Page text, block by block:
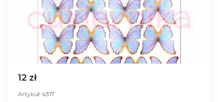
12 zł
Artykuł: k317